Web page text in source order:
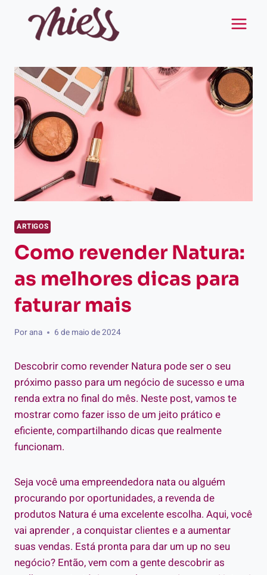
ARTIGOS
Como revender Natura:
as melhores dicas para
faturar mais
Porana 6 de maio de 2024
Descobrir como revender Natura pode ser o seu
próximo passo para um negócio de sucesso e uma
renda extra no final do mês. Neste post, vamos te
mostrar como fazer isso de um jeito prático e
eficiente, compartilhando dicas que realmente
funcionam.
Seja você uma empreendedora nata ou alguém
procurando por oportunidades, a revenda de
produtos Natura é uma excelente escolha. Aqui, você
vai aprender , a conquistar clientes e a aumentar
suas vendas. Está pronta para dar um up no seu
negócio? Então, vem com a gente descobrir as